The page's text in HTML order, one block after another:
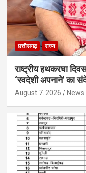
छत्तीसगढ़ राज्य
राष्ट्रीय हथकरघा
‘स्वदेशी अपनाने’ का
August 7, 2026 News